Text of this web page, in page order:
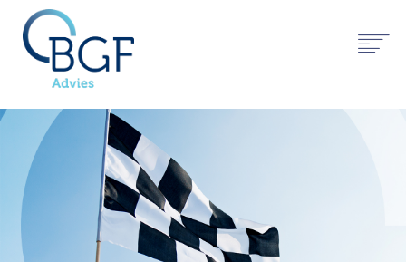
OVER MIJ
WERKWIJZE
WERKGEBIEDEN